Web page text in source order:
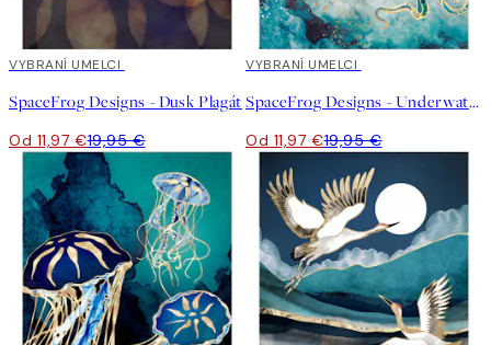
40%*
VYBRANÍ UMELCI
SpaceFrog Designs - Dusk Plagát
Od 11,97 €19,95 €
40%*
VYBRANÍ UMELCI
SpaceFrog Designs - Underwater Dream V Plagát
Od 11,97 €19,95 €